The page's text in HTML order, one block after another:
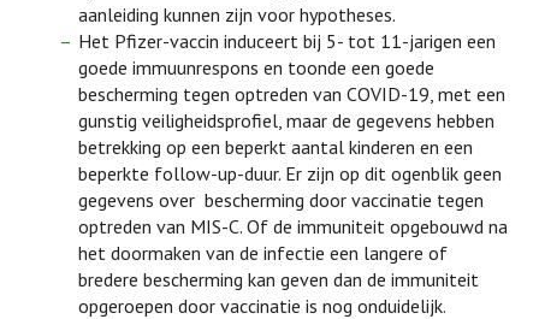
aanleiding kunnen zijn voor hypotheses.
Het Pfizer-vaccin induceert bij 5- tot 11-jarigen een
goede immuunrespons en toonde een goede
bescherming tegen optreden van COVID-19, met een
gunstig veiligheidsprofiel, maar de gegevens hebben
betrekking op een beperkt aantal kinderen en een
beperkte follow-up-duur. Er zijn op dit ogenblik geen
gegevens over bescherming door vaccinatie tegen
optreden van MIS-C. Of de immuniteit opgebouwd na
het doormaken van de infectie een langere of
bredere bescherming kan geven dan de immuniteit
opgeroepen door vaccinatie is nog onduidelijk.